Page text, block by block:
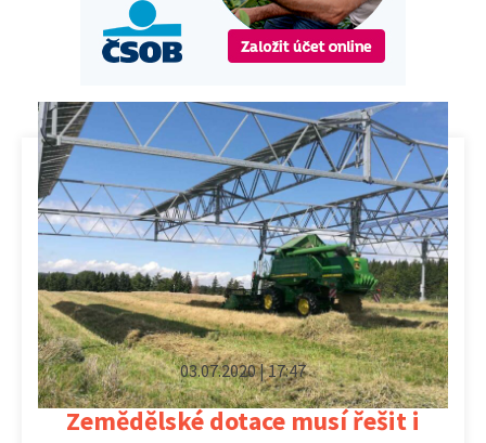
03.07.2020 | 17:47
Zemědělské dotace musí řešit i